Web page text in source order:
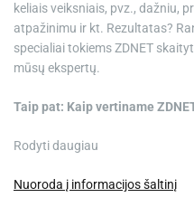
keliais veiksniais, pvz., dažniu,
atpažinimu ir kt. Rezultatas?
specialiai tokiems ZDNET
mūsų ekspertų.
Taip pat: Kaip vertiname
Rodyti daugiau
Nuoroda į informacijos šaltinį